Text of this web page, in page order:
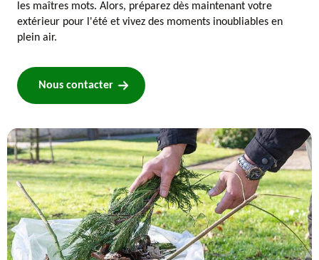
les maîtres mots. Alors, préparez dès maintenant votre
extérieur pour l'été et vivez des moments inoubliables en
plein air.
Nous contacter